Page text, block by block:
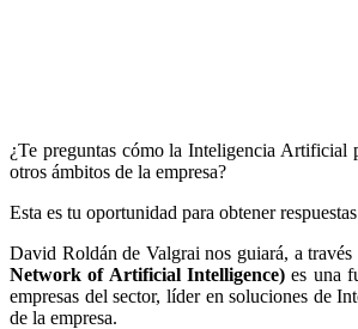
¿Te preguntas cómo la Inteligencia Artificial
otros ámbitos de la empresa?
Esta es tu oportunidad para obtener
David Roldán de Valgrai nos guiará, a
Network of Artificial Intelligence)es una
empresas del sector, líder en soluciones de
de la empresa.